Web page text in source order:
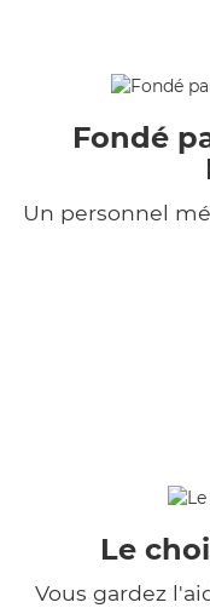
Fondé
Un personnel
Le
Vous gardez